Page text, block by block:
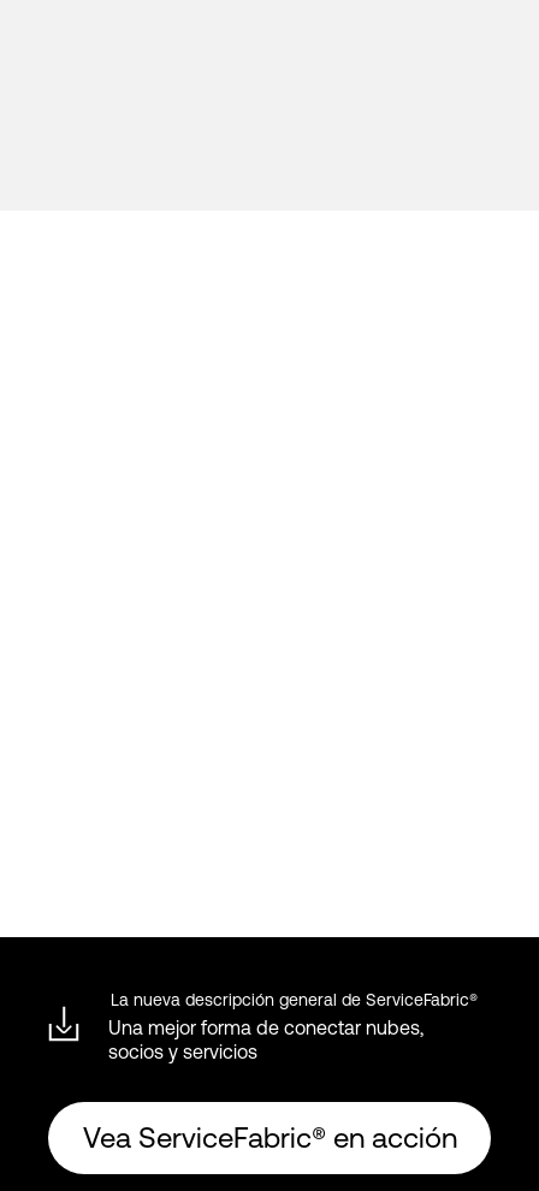
La nueva descripción general de ServiceFabric®
Una mejor forma de conectar nubes,
socios y servicios
Vea ServiceFabric® en acción